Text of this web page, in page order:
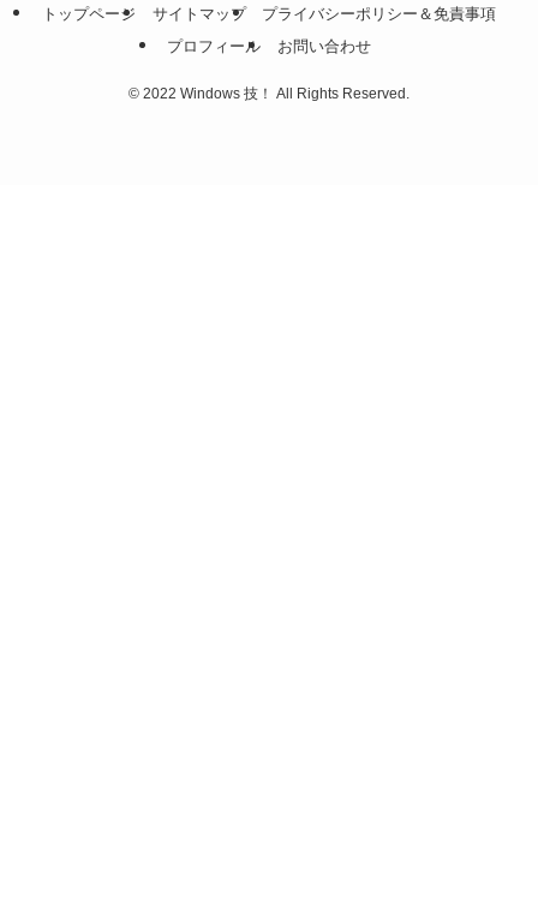
トップページ サイトマップ
プライバシーポリシー＆免責事項
プロフィール
お問い合わせ
© 2022 Windows 技！ All Rights Reserved.